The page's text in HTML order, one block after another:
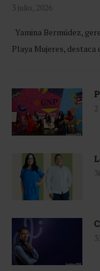
3 julio, 2026
Yamina Bermúdez,
Playa Mujeres,